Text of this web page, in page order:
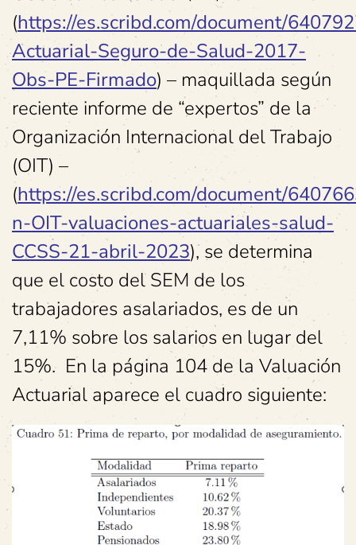
(https://es.scribd.com/document/
Actuarial-Seguro-de-Salud-2017-
Obs-PE-Firmado) – maquillada según
reciente informe de “expertos” de la
Organización Internacional del Trabajo
(OIT) –
(https://es.scribd.com/document/
n-OIT-valuaciones-actuariales-salud-
CCSS-21-abril-2023), se determina
que el costo del SEM de los
trabajadores asalariados, es de un
7,11% sobre los salarios en lugar del
15%. En la página 104 de la Valuación
Actuarial aparece el cuadro siguiente: